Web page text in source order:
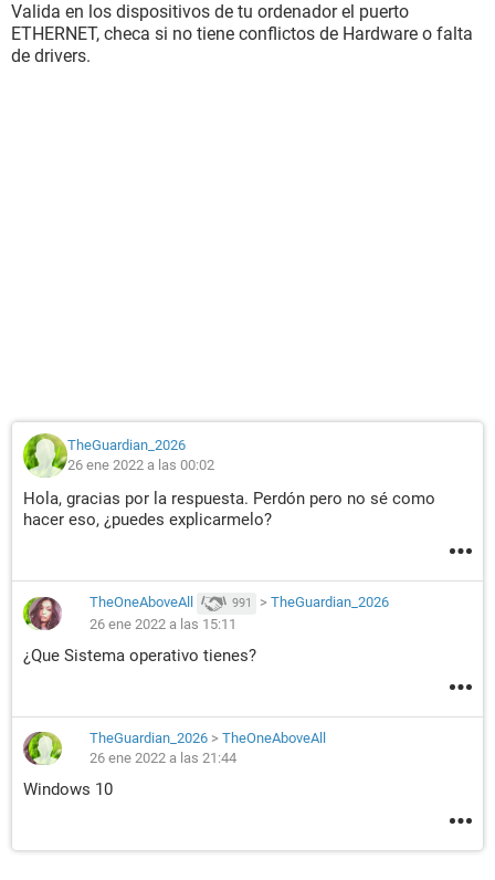
Valida en los dispositivos de tu ordenador el puerto
ETHERNET, checa si no tiene conflictos de Hardware o falta
de drivers.
TheGuardian_2026
26 ene 2022 a las 00:02
Hola, gracias por la respuesta. Perdón pero no sé como
hacer eso, ¿puedes explicarmelo?
TheOneAboveAll 991 > TheGuardian_2026
26 ene 2022 a las 15:11
¿Que Sistema operativo tienes?
TheGuardian_2026 > TheOneAboveAll
26 ene 2022 a las 21:44
Windows 10